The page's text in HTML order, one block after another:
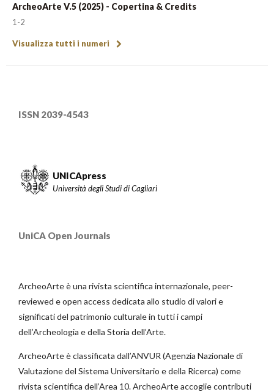
ArcheoArte V.5 (2025) - Copertina & Credits
1-2
Visualizza tutti i numeri
ISSN 2039-4543
UNICApress
Università degli Studi di Cagliari
UniCA Open Journals
ArcheoArte è una rivista scientifica internazionale, peer-
reviewed e open access dedicata allo studio di valori e
significati del patrimonio culturale in tutti i campi
dell’Archeologia e della Storia dell’Arte.
ArcheoArte è classificata dall’ANVUR (Agenzia Nazionale di
Valutazione del Sistema Universitario e della Ricerca) come
rivista scientifica dell’Area 10. ArcheoArte accoglie contributi